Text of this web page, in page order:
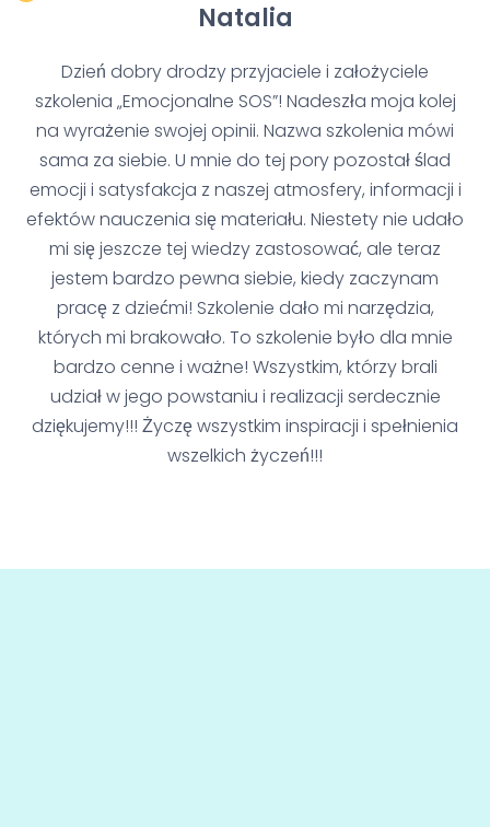
Natalia
Dzień dobry drodzy przyjaciele i założyciele
szkolenia „Emocjonalne SOS”! Nadeszła moja kolej
na wyrażenie swojej opinii. Nazwa szkolenia mówi
sama za siebie. U mnie do tej pory pozostał ślad
emocji i satysfakcja z naszej atmosfery, informacji i
efektów nauczenia się materiału. Niestety nie udało
mi się jeszcze tej wiedzy zastosować, ale teraz
jestem bardzo pewna siebie, kiedy zaczynam
pracę z dziećmi! Szkolenie dało mi narzędzia,
których mi brakowało. To szkolenie było dla mnie
bardzo cenne i ważne! Wszystkim, którzy brali
udział w jego powstaniu i realizacji serdecznie
dziękujemy!!! Życzę wszystkim inspiracji i spełnienia
wszelkich życzeń!!!